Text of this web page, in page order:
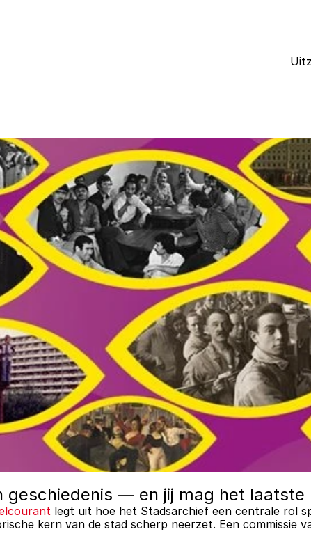
geschiedenis — en jij mag het laatste
legt uit hoe het Stadsarchief een centrale rol
kern van de stad scherp neerzet. Een commissie